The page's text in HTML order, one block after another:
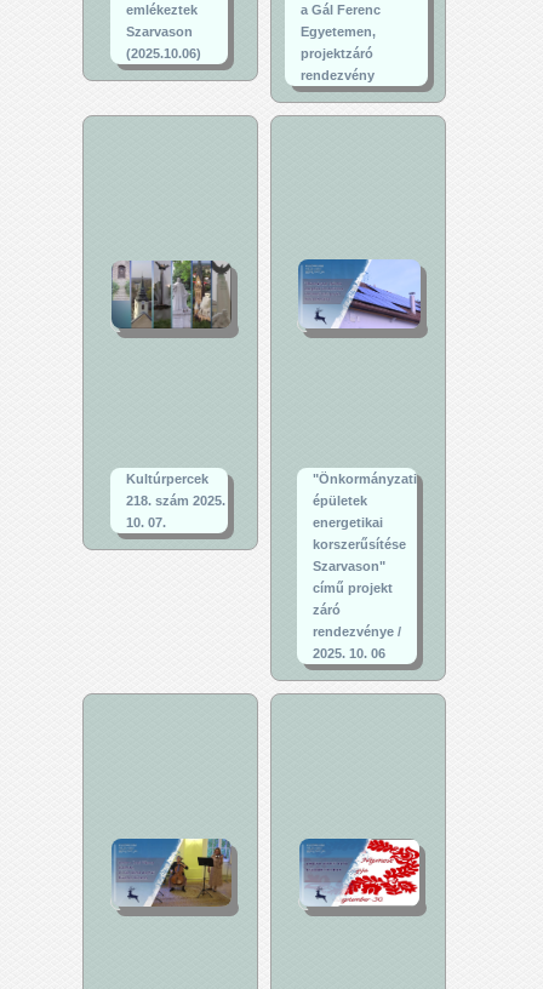
emlékeztek
Szarvason
(2025.10.06)
a Gál Ferenc
Egyetemen,
projektzáró
rendezvény
Kultúrpercek
218. szám 2025.
10. 07.
"Önkormányzati
épületek
energetikai
korszerűsítése
Szarvason"
című projekt
záró
rendezvénye /
2025. 10. 06